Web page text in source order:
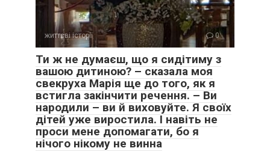
життєві історії 0
Ти ж не думаєш, що я сидітиму з
вашою дитиною? – сказала моя
свекруха Марія ще до того, як я
встигла закінчити речення. – Ви
народили – ви й виховуйте. Я своїх
дітей уже виростила. І навіть не
проси мене допомагати, бо я
нічого нікому не винна